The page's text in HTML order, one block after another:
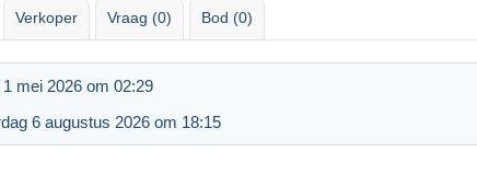
Verkoper Vraag (0) Bod (0)
mei 2026 om 02:29
6 augustus 2026 om 18:15